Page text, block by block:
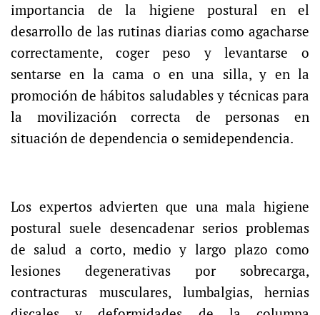
importancia de la higiene postural en el
desarrollo de las rutinas diarias como agacharse
correctamente, coger peso y levantarse o
sentarse en la cama o en una silla, y en la
promoción de hábitos saludables y técnicas para
la movilización correcta de personas en
situación de dependencia o semidependencia.
Los expertos advierten que una mala higiene
postural suele desencadenar serios problemas
de salud a corto, medio y largo plazo como
lesiones degenerativas por sobrecarga,
contracturas musculares, lumbalgias, hernias